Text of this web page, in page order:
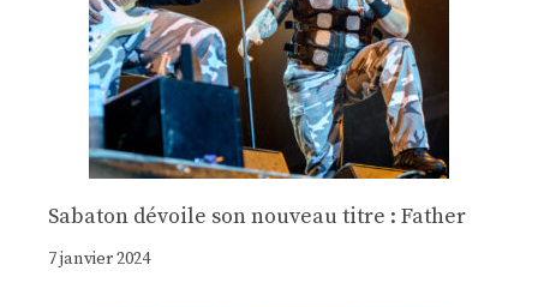
Sabaton dévoile son nouveau titre : Father
7 janvier 2024